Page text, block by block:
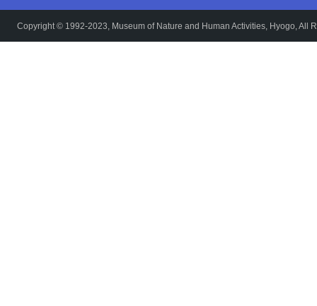
Copyright © 1992-2023, Museum of Nature and Human Activities, Hyogo, All